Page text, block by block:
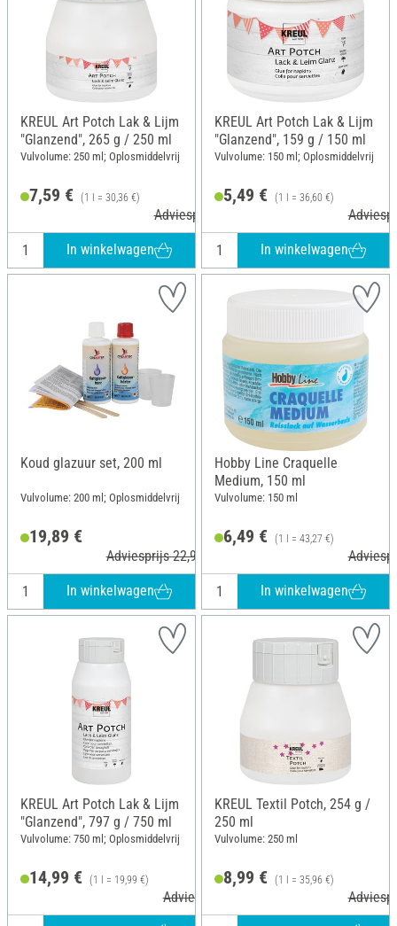
KREUL Art Potch Lak & Lijm
"Glanzend", 265 g / 250 ml
Vulvolume: 250 ml; Oplosmiddelvrij
7,59 € (1 l = 30,36 €)
Adviesprijs 8,99 €
In winkelwagen
KREUL Art Potch Lak & Lijm
"Glanzend", 159 g / 150 ml
Vulvolume: 150 ml; Oplosmiddelvrij
5,49 € (1 l = 36,60 €)
In winkelwagen
Koud glazuur set, 200 ml
Vulvolume: 200 ml; Oplosmiddelvrij
19,89 €
Adviesprijs 22,90 €
In winkelwagen
Hobby Line Craquelle
Medium, 150 ml
Vulvolume: 150 ml
6,49 € (1 l = 43,27 €)
In winkelwagen
KREUL Art Potch Lak & Lijm
"Glanzend", 797 g / 750 ml
Vulvolume: 750 ml; Oplosmiddelvrij
14,99 € (1 l = 19,99 €)
Adviesprijs 17,99 €
KREUL Textil Potch, 254 g /
250 ml
Vulvolume: 250 ml
8,99 € (1 l = 35,96 €)